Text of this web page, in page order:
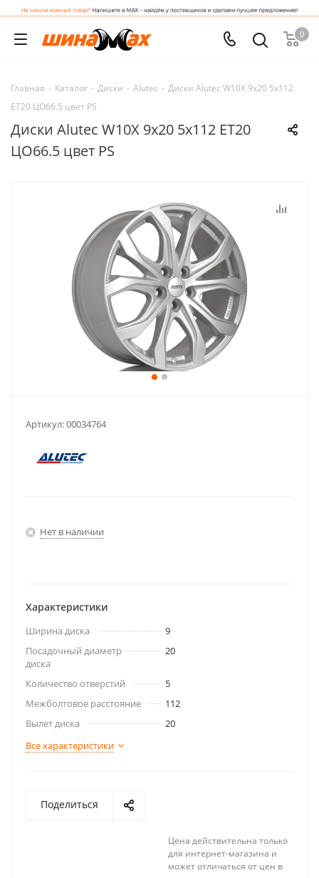
0
Главная - Каталог - Диски - Alutec - Диски Alutec W10X 9x20 5x112
ET20 ЦО66.5 цвет PS
Диски Alutec W10X 9x20 5x112 ET20
ЦО66.5 цвет PS
Артикул:00034764
Нет в наличии
Характеристики
Ширина диска
9
Посадочный диаметр
диска
20
Количество отверстий
5
Межболтовое расстояние
112
Вылет диска
20
Все характеристики
Поделиться
Цена действительна только
для интернет-магазина и
может отличаться от цен в